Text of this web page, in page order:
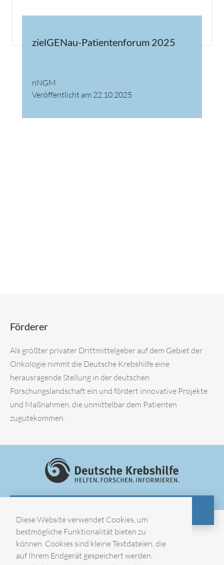
Diese Website verwendet Cookies, um
bestmögliche Funktionalität bieten zu
können. Cookies sind kleine Textdateien, die
auf Ihrem Endgerät gespeichert werden.
zielGENau-Patientenforum 2025
nNGM
Veröffentlicht am 22.10.2025
Förderer
Als größter privater Drittmittelgeber auf dem Gebiet der
Onkologie nimmt die Deutsche Krebshilfe eine
herausragende Stellung in der deutschen
Forschungslandschaft ein und fördert innovative Projekte
und Maßnahmen, die unmittelbar dem Patienten
zugutekommen.
Impressum